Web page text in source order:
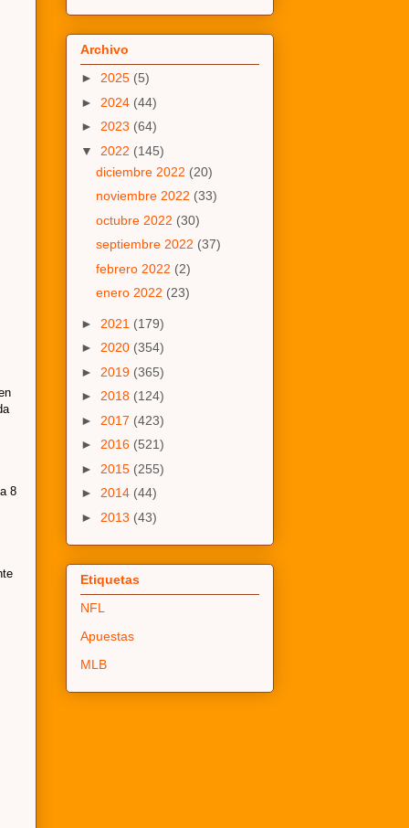
8
Archivo
► 2025 (5)
► 2024 (44)
► 2023 (64)
▼ 2022 (145)
diciembre 2022 (20)
noviembre 2022 (33)
octubre 2022 (30)
septiembre 2022 (37)
febrero 2022 (2)
enero 2022 (23)
► 2021 (179)
► 2020 (354)
► 2019 (365)
► 2018 (124)
► 2017 (423)
► 2016 (521)
► 2015 (255)
► 2014 (44)
► 2013 (43)
Etiquetas
NFL
Apuestas
MLB